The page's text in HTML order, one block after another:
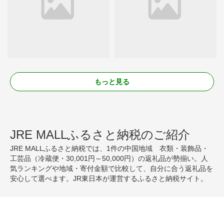
もっと見る
JRE MALLふるさと納税のご紹介
JRE MALLふるさと納税では、1件の中国地域 衣類・装飾品・
工芸品（冷蔵便・30,001円～50,000円）の返礼品が勢揃い。人
気ランキングや地域・寄付金額で比較して、自分に合う返礼品を
安心して選べます。JR東日本が運営するふるさと納税サイト。